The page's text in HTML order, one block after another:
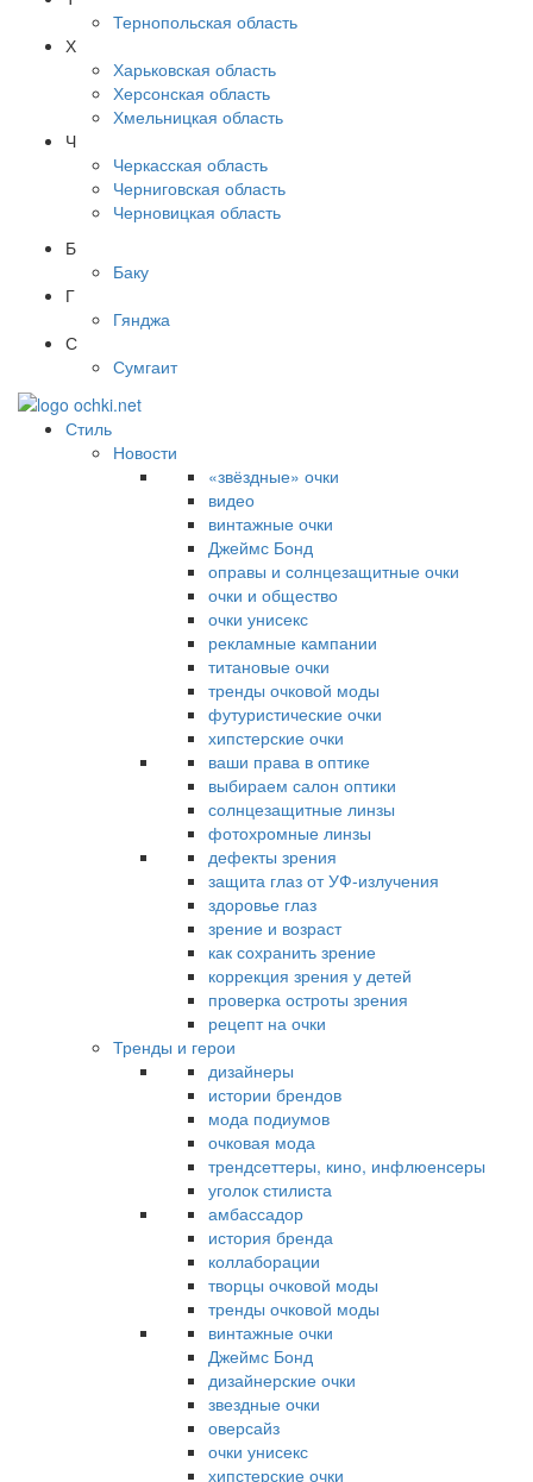
Тернопольская область
Х
Харьковская область
Херсонская область
Хмельницкая область
Ч
Черкасская область
Черниговская область
Черновицкая область
Б
Баку
Г
Гянджа
С
Сумгаит
Стиль
Новости
«звёздные» очки
видео
винтажные очки
Джеймс Бонд
оправы и солнцезащитные очки
очки и общество
очки унисекс
рекламные кампании
титановые очки
тренды очковой моды
футуристические очки
хипстерские очки
ваши права в оптике
выбираем салон оптики
солнцезащитные линзы
фотохромные линзы
дефекты зрения
защита глаз от УФ-излучения
здоровье глаз
зрение и возраст
как сохранить зрение
коррекция зрения у детей
проверка остроты зрения
рецепт на очки
Тренды и герои
дизайнеры
истории брендов
мода подиумов
очковая мода
трендсеттеры, кино, инфлюенсеры
уголок стилиста
амбассадор
история бренда
коллаборации
творцы очковой моды
тренды очковой моды
винтажные очки
Джеймс Бонд
дизайнерские очки
звездные очки
оверсайз
очки унисекс
хипстерские очки